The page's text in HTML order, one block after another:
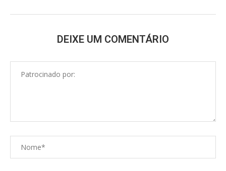
DEIXE UM COMENTÁRIO